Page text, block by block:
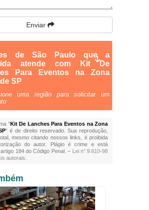
Enviar
de São Paulo que a
atende com Kit De
Para Eventos na Zona
SP
uma região para solicitar um
"Kit De Lanches Para Eventos na Zona
" é de direito reservado. Sua reprodução,
mesmo citando nossos links, é proibida
do autor. Plágio é crime e está
184 do Código Penal. – Lei n° 9.610-98
autorais